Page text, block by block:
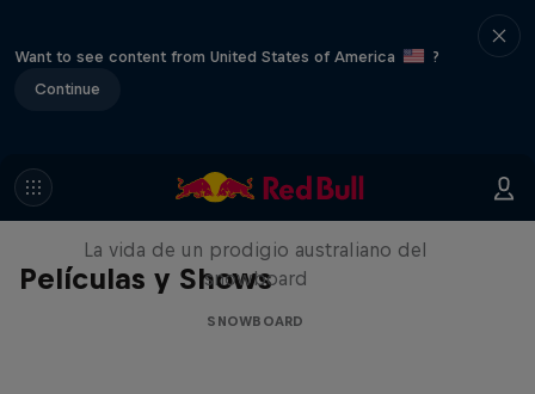
Want to see content from United States of America
?
Continue
Películas y Shows
Volare: Valentino Guseli
La vida de un prodigio australiano del
snowboard
SNOWBOARD